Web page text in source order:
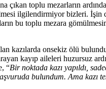
çıkan toplu mezarların
ilgilendirmiyor bizleri. İşin
bu toplu mezara
kazılarda onsekiz ölü
kayıp aileleri huzursuz
“Bir noktada kazı yapıldı,
bulundum. Ama kazı